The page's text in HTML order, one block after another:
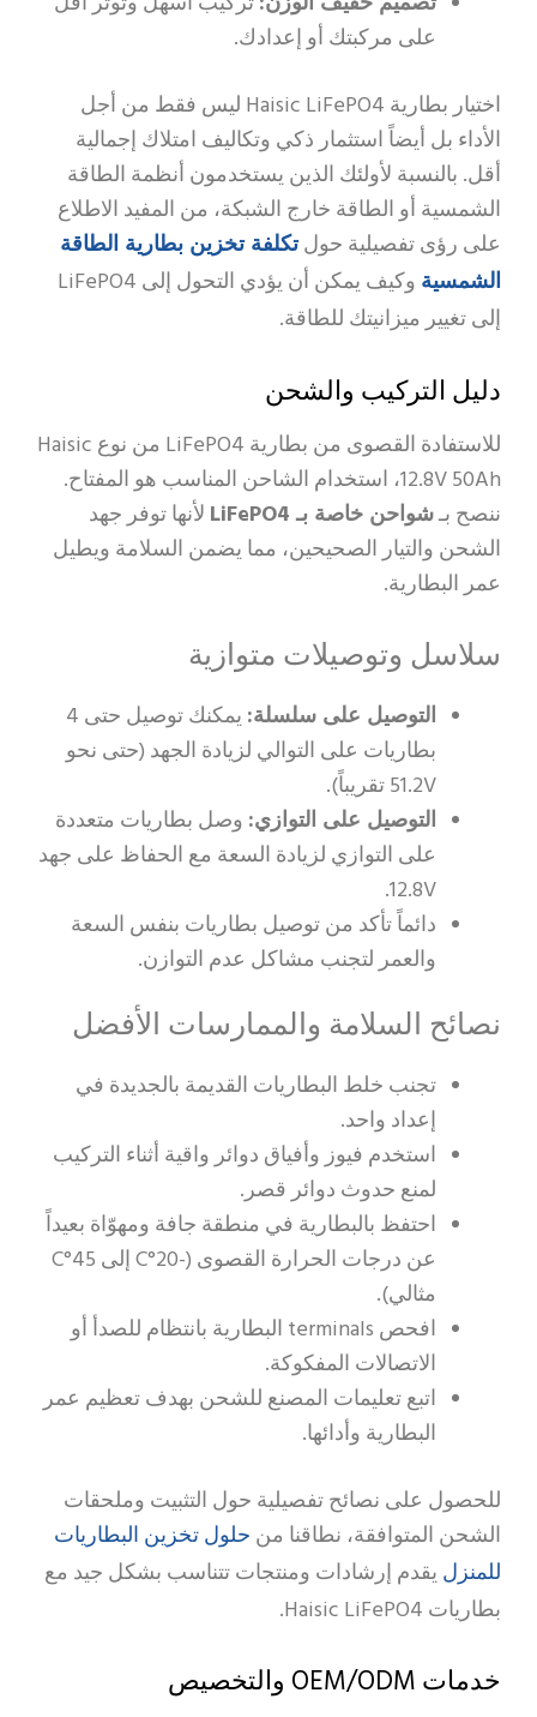
على مركبتك أو إعدادك.
اختيار بطارية Haisic LiFePO4 ليس فقط من أجل
الأداء بل أيضاً استثمار ذكي وتكاليف امتلاك إجمالية
أقل. بالنسبة لأولئك الذين يستخدمون أنظمة الطاقة
الشمسية أو الطاقة خارج الشبكة، من المفيد الاطلاع
على رؤى تفصيلية حولتكلفة تخزين بطارية الطاقة
الشمسية
وكيف يمكن أن يؤدي التحول إلى LiFePO4
إلى تغيير ميزانيتك للطاقة.
دليل التركيب والشحن
للاستفادة القصوى من بطارية LiFePO4 من نوع Haisic
12.8V 50Ah، استخدام الشاحن المناسب هو المفتاح.
ننصح بـشواحن خاصة بـ LiFePO4
لأنها توفر جهد
الشحن والتيار الصحيحين، مما يضمن السلامة ويطيل
عمر البطارية.
سلاسل وتوصيلات متوازية
التوصيل على سلسلة:
يمكنك توصيل حتى 4
بطاريات على التوالي لزيادة الجهد (حتى نحو
51.2V تقريباً).
التوصيل على التوازي: وصل بطاريات متعددة
على التوازي لزيادة السعة مع الحفاظ على جهد
12.8V.
دائماً تأكد من توصيل بطاريات بنفس السعة
والعمر لتجنب مشاكل عدم التوازن.
نصائح السلامة والممارسات الأفضل
تجنب خلط البطاريات القديمة بالجديدة في
إعداد واحد.
استخدم فيوز وأفياق دوائر واقية أثناء التركيب
لمنع حدوث دوائر قصر.
احتفظ بالبطارية في منطقة جافة ومهوّاة بعيداً
عن درجات الحرارة القصوى (-20°C إلى 45°C
مثالي).
افحص terminals البطارية بانتظام للصدأ أو
الاتصالات المفكوكة.
اتبع تعليمات المصنع للشحن بهدف تعظيم عمر
البطارية وأدائها.
للحصول على نصائح تفصيلية حول التثبيت وملحقات
الشحن المتوافقة، نطاقنا من حلول تخزين البطاريات
للمنزليقدم إرشادات ومنتجات تتناسب بشكل جيد مع
بطاريات Haisic LiFePO4.
خدمات OEM/ODM والتخصيص